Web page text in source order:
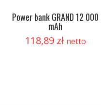
Power bank GRAND 12 000
mAh
118,89 zł netto